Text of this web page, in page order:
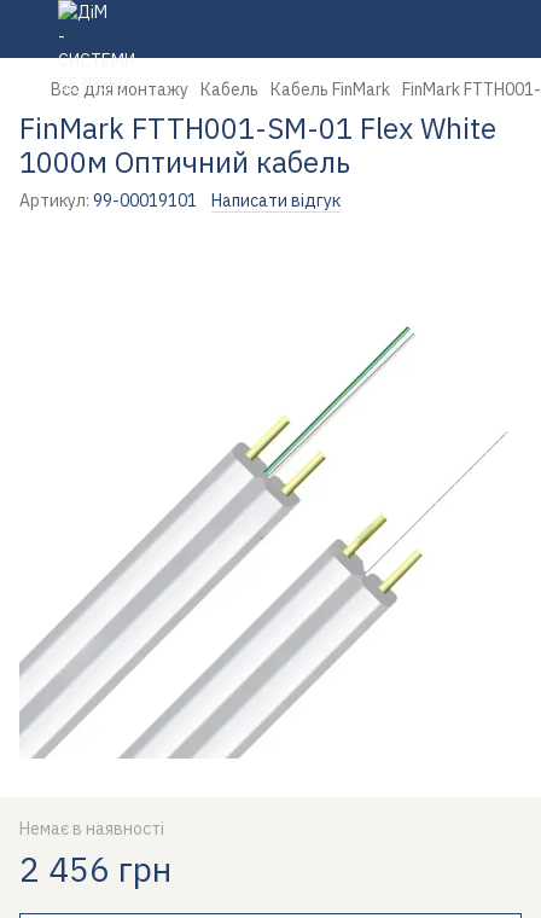
Все для монтажу Кабель Кабель FinMark FinMark
FinMark FTTH001-SM-01 Flex White
1000м Оптичний кабель
Артикул: 99-00019101 Написати відгук
Немає в наявності
2 456 грн